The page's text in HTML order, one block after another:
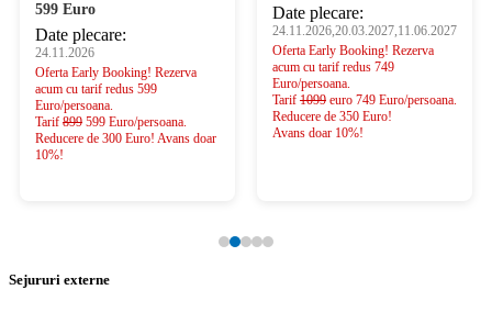
599 Euro
Date plecare:
24.11.2026
Oferta Early Booking! Rezerva
acum cu tarif redus 599
Euro/persoana.
Tarif 899 599 Euro/persoana.
Reducere de 300 Euro! Avans doar
10%!
Date plecare:
24.11.2026,20.03.2027,11.06.2027
Oferta Early Booking! Rezerva
acum cu tarif redus 749
Euro/persoana.
Tarif 1099 euro 749 Euro/persoana.
Reducere de 350 Euro!
Avans doar 10%!
Sejururi externe